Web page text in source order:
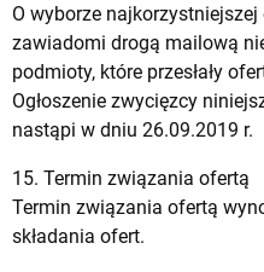
O wyborze
zawiadomi drogą mailową
podmioty, które przesłały
Ogłoszenie zwycięzcy
nastąpi w dniu 26.09.2019 r.
15. Termin związania ofertą
Termin związania ofertą
składania ofert.